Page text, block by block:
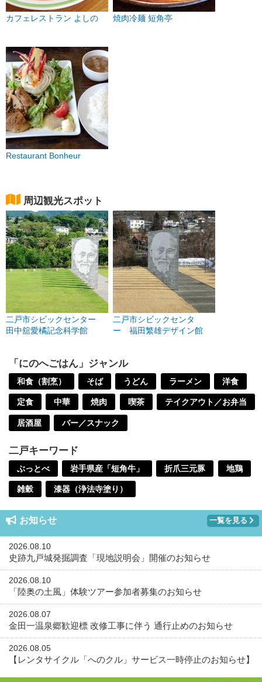
カフェレストラン よしの 焼肉冷麺 短角亭
Restaurant Bonheur
周辺観光スポット
二戸市シビックセンター
田中舘愛橘記念科学館
二戸市シビックセンタ
ー 福田繁雄デザイン館
「にのへごはん」ジャンル
和食（割烹） そば うどん ラーメン 洋食
定食 中華 焼肉 喫茶 テイクアウト／お弁当
居酒屋 バー／スナック
二戸キーワード
ぶっとべ 岩手県産「短角牛」 折爪三元豚 地鶏
雑穀 漆器（浄法寺塗り）
お知らせ 一覧を見る
2026.08.10
史跡九戸城発掘調査「現地説明会」開催のお知らせ
2026.08.10
「陸奥の土風」体験ツアー参加者募集のお知らせ
2026.08.07
金田一温泉郷歓迎標 改修工事に伴う 通行止めのお知らせ
2026.08.05
【レンタサイクル「へのクル」サービス一時停止のお知らせ】